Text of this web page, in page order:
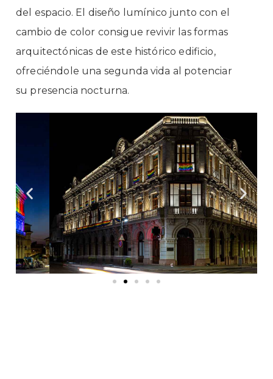
del espacio. El diseño lumínico junto con el
cambio de color consigue revivir las formas
arquitectónicas de este histórico edificio,
ofreciéndole una segunda vida al potenciar
su presencia nocturna.